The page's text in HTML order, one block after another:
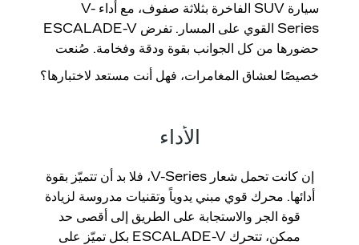
سيارة SUV الفاخرة بثلاثة صفوف، مع أداء V-
Series القوي على المسار. تفرض ESCALADE
​-V
حضورها من كل الجوانب بقوة ودقة وفخامة. صُنعت
خصيصًا لعشاق المغامرات، فهل أنت مستعد لاختبارها؟
الأداء
إن كانت تحمل شعار V-Series، فلا بد أن تتميّز بقوة
أدائها. محرك قوي مبني يدوياً وتقنيات مدروسة لزيادة
قوة الجر والاستجابة على الطريق إلى أقصى حد
ممكن، تتحرك ESCALADE
​-
V بكل تميّز على